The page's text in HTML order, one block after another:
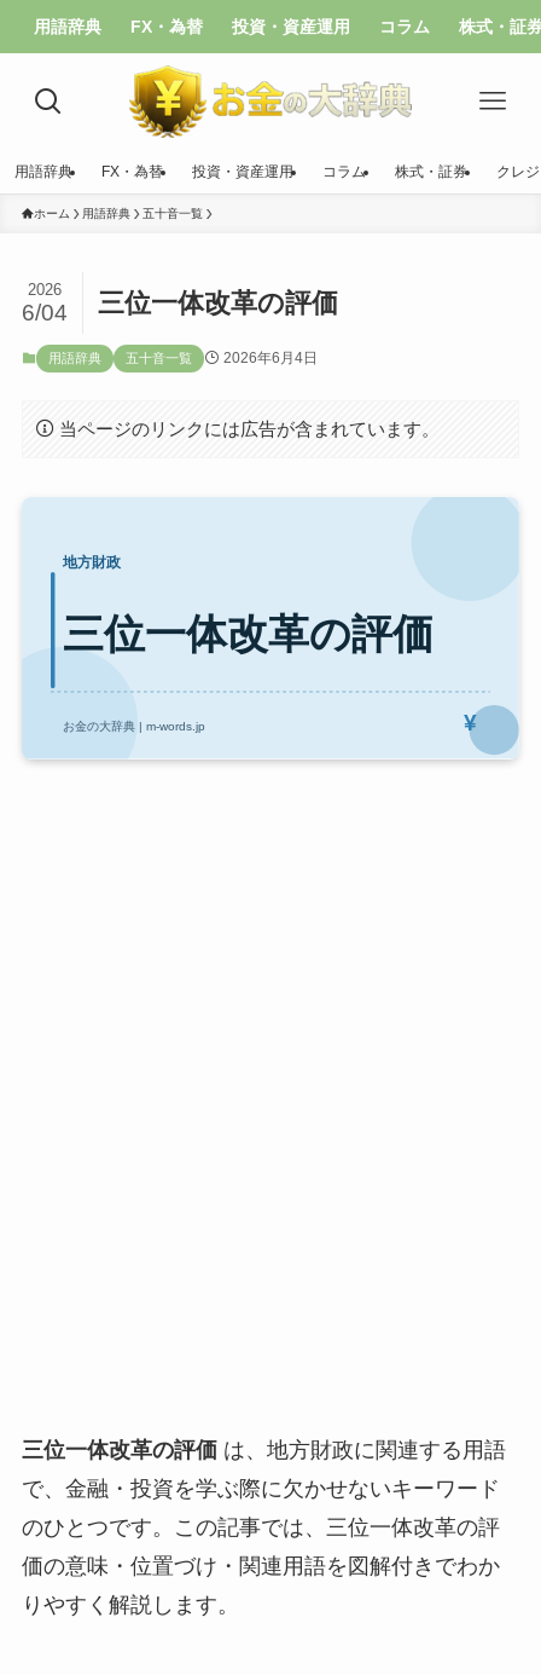
用語辞典 FX・為替 投資・資産運用 コラム 株式・証
用語辞典 FX・為替 投資・資産運用 コラム 株式・証券 クレ
ホーム 用語辞典 五十音一覧
三位一体改革の評価
2026
6/04
用語辞典 五十音一覧 2026年6月4日
当ページのリンクには広告が含まれています。
三位一体改革の評価は、地方財政に関連する用語
で、金融・投資を学ぶ際に欠かせないキーワード
のひとつです。この記事では、三位一体改革の評
価の意味・位置づけ・関連用語を図解付きでわか
りやすく解説します。